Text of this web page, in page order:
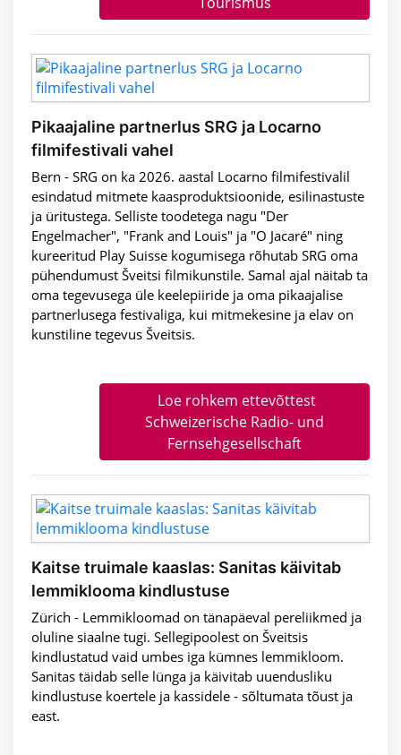
Pikaajaline partnerlus SRG ja Locarno
filmifestivali vahel
Bern - SRG on ka 2026. aastal Locarno filmifestivalil
esindatud mitmete kaasproduktsioonide, esilinastuste
ja üritustega. Selliste toodetega nagu "Der
Engelmacher", "Frank and Louis" ja "O Jacaré" ning
kureeritud Play Suisse kogumisega rõhutab SRG oma
pühendumust Šveitsi filmikunstile. Samal ajal näitab ta
oma tegevusega üle keelepiiride ja oma pikaajalise
partnerlusega festivaliga, kui mitmekesine ja elav on
kunstiline tegevus Šveitsis.
Loe rohkem ettevõttest
Schweizerische Radio- und
Fernsehgesellschaft
Kaitse truimale kaaslas: Sanitas käivitab
lemmiklooma kindlustuse
Zürich - Lemmikloomad on tänapäeval pereliikmed ja
oluline siaalne tugi. Sellegipoolest on Šveitsis
kindlustatud vaid umbes iga kümnes lemmikloom.
Sanitas täidab selle lünga ja käivitab uuendusliku
kindlustuse koertele ja kassidele - sõltumata tõust ja
east.